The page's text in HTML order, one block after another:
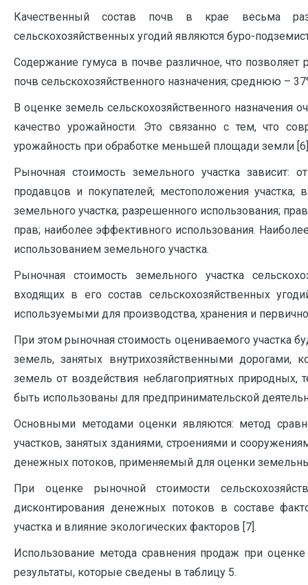
Качественный состав почв в крае весьма
сельскохозяйственных угодий являются буро-
Содержание гумуса в почве различное, что
почв сельскохозяйственного назначения; среднюю –
В оценке земель сельскохозяйственного назначения
качество урожайности. Это связанно с тем, что
урожайность при обработке меньшей площади земли
Рыночная стоимость земельного участка зависит:
продавцов и покупателей; местоположения
земельного участка; разрешенного использования;
прав; наиболее эффективного использования.
использованием земельного участка.
Рыночная стоимость земельного участка
входящих в его состав сельскохозяйственных
используемыми для производства, хранения и
При этом рыночная стоимость оцениваемого участка
земель, занятых внутрихозяйственными дорогами,
земель от воздействия неблагоприятных природных,
быть использованы для предпринимательской
Основными методами оценки являются: метод
участков, занятых зданиями, строениями и
денежных потоков, применяемый для оценки
При оценке рыночной стоимости
дисконтирования денежных потоков в составе
участка и влияние экологических факторов [7].
Использование метода сравнения продаж при
результаты, которые сведены в таблицу 5.